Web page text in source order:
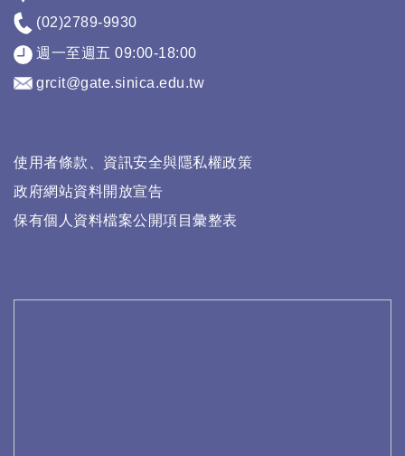
(02)2789-9930
週一至週五 09:00-18:00
grcit@gate.sinica.edu.tw
使用者條款、資訊安全與隱私權政策
政府網站資料開放宣告
保有個人資料檔案公開項目彙整表